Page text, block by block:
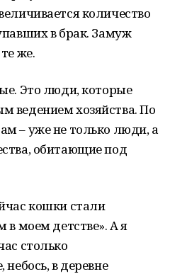
количество
в брак. Замуж
же.
Это люди, которые
ведением хозяйства. По
– уже не только люди, а
обитающие под
кошки стали
в моем детстве». А я
столько
в деревне